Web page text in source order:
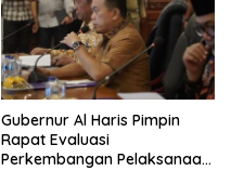
Gubernur Al Haris Pimpin
Rapat Evaluasi
Perkembangan Pelaksanaan